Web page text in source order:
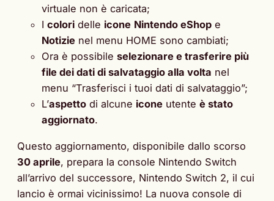
virtuale non è caricata;
I colori delle icone Nintendo eShop e
Notizie nel menu HOME sono cambiati;
Ora è possibile selezionare e trasferire più
file dei dati di salvataggio alla volta nel
menu “Trasferisci i tuoi dati di salvataggio”;
L’aspetto di alcune icone utente è stato
aggiornato.
Questo aggiornamento, disponibile dallo scorso
30 aprile, prepara la console Nintendo Switch
all’arrivo del successore, Nintendo Switch 2, il cui
lancio è ormai vicinissimo! La nuova console di